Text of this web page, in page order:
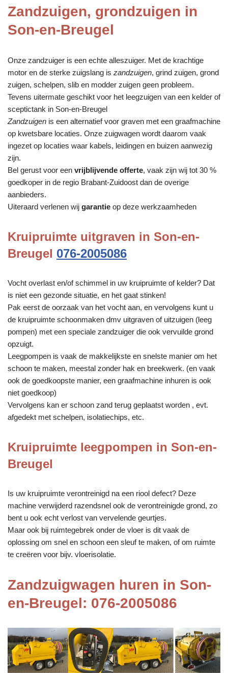
Zandzuigen, grondzuigen in
Son-en-Breugel
Onze zandzuiger is een echte alleszuiger. Met de krachtige
motor en de sterke zuigslang is zandzuigen, grind zuigen, grond
zuigen, schelpen, slib en modder zuigen geen probleem.
Tevens uitermate geschikt voor het leegzuigen van een kelder of
sceptictank in Son-en-Breugel
Zandzuigen is een alternatief voor graven met een graafmachine
op kwetsbare locaties. Onze zuigwagen wordt daarom vaak
ingezet op locaties waar kabels, leidingen en buizen aanwezig
zijn.
Bel gerust voor een vrijblijvende offerte, vaak zijn wij tot 30 %
goedkoper in de regio Brabant-Zuidoost dan de overige
aanbieders.
Uiteraard verlenen wij garantie op deze werkzaamheden
Kruipruimte uitgraven in Son-en-
Breugel 076-2005086
Vocht overlast en/of schimmel in uw kruipruimte of kelder? Dat
is niet een gezonde situatie, en het gaat stinken!
Pak eerst de oorzaak van het vocht aan, en vervolgens kunt u
de kruipruimte schoonmaken dmv uitgraven of uitzuigen (leeg
pompen) met een speciale zandzuiger die ook vervuilde grond
opzuigt.
Leegpompen is vaak de makkelijkste en snelste manier om het
schoon te maken, meestal zonder hak en breekwerk. (en vaak
ook de goedkoopste manier, een graafmachine inhuren is ook
niet goedkoop)
Vervolgens kan er schoon zand terug geplaatst worden , evt.
afgedekt met schelpen, isolatiechips, etc.
Kruipruimte leegpompen in Son-en-
Breugel
Is uw kruipruimte verontreinigd na een riool defect? Deze
machine verwijderd razendsnel ook de verontreinigde grond, zo
bent u ook echt verlost van vervelende geurtjes.
Maar ook bij ruimtegebrek onder de vloer is dit vaak de
oplossing om snel en schoon een sleuf te maken, of om ruimte
te creëren voor bijv. vloerisolatie.
Zandzuigwagen huren in Son-
en-Breugel: 076-2005086